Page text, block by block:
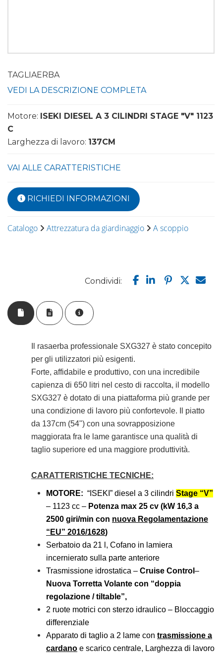
TAGLIAERBA
VEDI LA DESCRIZIONE COMPLETA
Motore: ISEKI DIESEL A 3 CILINDRI STAGE "V" 1123
C
Larghezza di lavoro: 137CM
VAI ALLE CARATTERISTICHE
RICHIEDI INFORMAZIONI
Catalogo Attrezzatura da giardinaggio A scoppio
Condividi:
Il rasaerba professionale SXG327 è stato concepito
per gli utilizzatori più esigenti.
Forte, affidabile e produttivo, con una incredibile
capienza di 650 litri nel cesto di raccolta, il modello
SXG327 è dotato di una piattaforma più grande per
una condizione di lavoro più confortevole. Il piatto
da 137cm (54") con una sovrapposizione
maggiorata fra le lame garantisce una qualità di
taglio superiore ed una maggiore produttività.
CARATTERISTICHE TECNICHE:
MOTORE: “ISEKI” diesel a 3 cilindri Stage “V”
– 1123 cc – Potenza max 25 cv (kW 16,3 a
2500 giri/min con nuova Regolamentazione
“EU” 2016/1628)
Serbatoio da 21 l, Cofano in lamiera
incernierato sulla parte anteriore
Trasmissione idrostatica – Cruise Control –
Nuova Torretta Volante con “doppia
regolazione / tiltable”,
2 ruote motrici con sterzo idraulico – Bloccaggio
differenziale
Apparato di taglio a 2 lame con trasmissione a
cardano e scarico centrale, Larghezza di lavoro